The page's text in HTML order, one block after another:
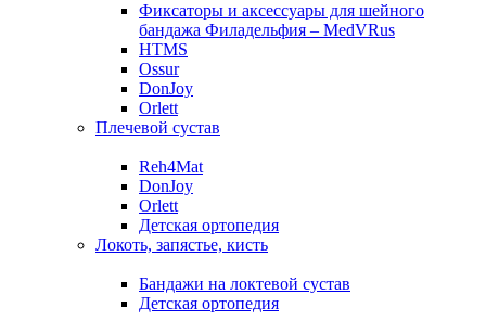
Фиксаторы и аксессуары для шейного
бандажа Филадельфия – MedVRus
HTMS
Ossur
DonJoy
Orlett
Плечевой сустав
Reh4Mat
DonJoy
Orlett
Детская ортопедия
Локоть, запястье, кисть
Бандажи на локтевой сустав
Детская ортопедия